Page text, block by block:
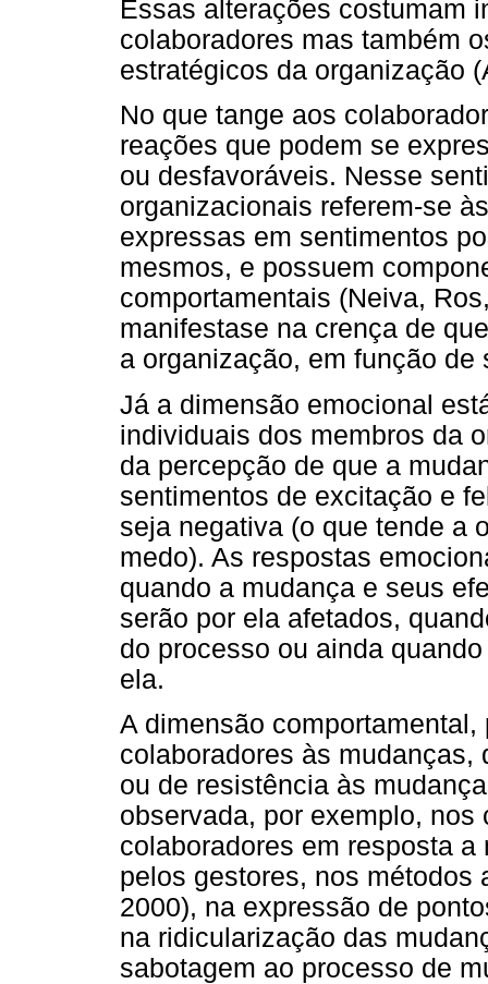
Essas alterações costumam
colaboradores mas também
estratégicos da organização
No que tange aos
reações que podem se
ou desfavoráveis. Nesse
organizacionais referem-se
expressas em sentimentos
mesmos, e possuem
comportamentais (Neiva,
manifestase na crença de
a organização, em função
Já a dimensão emocional
individuais dos membros da
da percepção de que a
sentimentos de excitação e
seja negativa (o que tende a
medo). As respostas
quando a mudança e seus
serão por ela afetados,
do processo ou ainda
ela.
A dimensão
colaboradores às mudanças,
ou de resistência às
observada, por exemplo,
colaboradores em resposta
pelos gestores, nos métodos
2000), na expressão de
na ridicularização das
sabotagem ao processo de